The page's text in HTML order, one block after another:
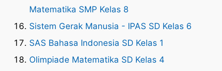
Matematika SMP Kelas 8
Sistem Gerak Manusia - IPAS SD Kelas 6
SAS Bahasa Indonesia SD Kelas 1
Olimpiade Matematika SD Kelas 4